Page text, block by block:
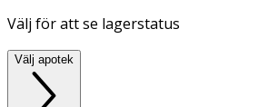
Välj för att se lagerstatus
Välj apotek